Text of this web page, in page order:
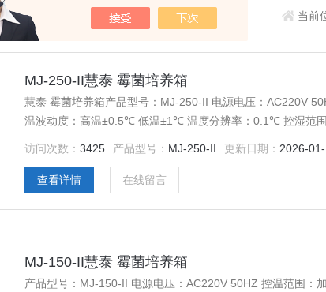
当前
MJ-250-II慧泰 霉菌培养箱
慧泰 霉菌培养箱产品型号：MJ-250-II 电源电压：AC220V
温波动度：高温±0.5℃ 低温±1℃ 温度分辨率：0.1℃ 控湿范围
访问次数：3425 产品型号： MJ-250-II 更新日期： 2026-
查看详情 在线留言
MJ-150-II慧泰 霉菌培养箱
产品型号：MJ-150-II 电源电压：AC220V 50HZ 控温范围